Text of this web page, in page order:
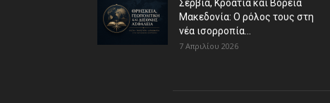
Σερβία, Κροατία και Βόρεια
Μακεδονία: Ο ρόλος τους στη
νέα ισορροπία...
7 Απριλίου 2026